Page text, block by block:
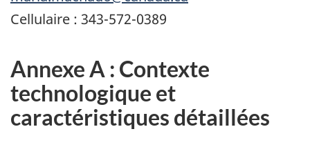
Cellulaire : 343-572-0389
Annexe A : Contexte
technologique et
caractéristiques détaillées